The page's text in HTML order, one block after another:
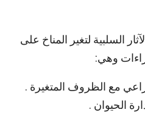
السلبية لتغير المناخ على
وهي:
مع الظروف المتغيرة .
الحيوان .